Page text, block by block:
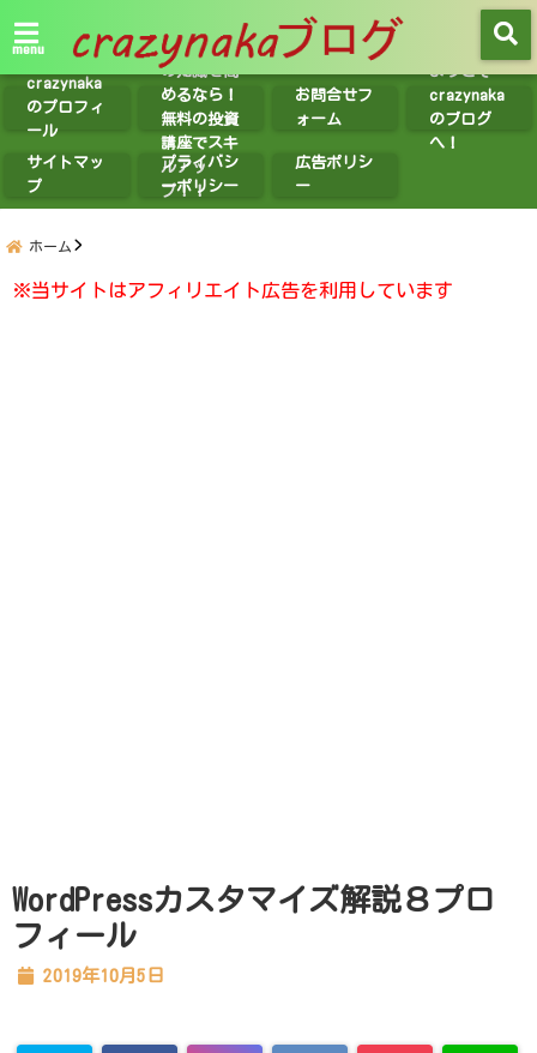
menu
crazynaka
のプロフィ
ール
紹介】投資
の知識を高
めるなら！
無料の投資
講座でスキ
ルアッ
プ！！
お問合せフ
ォーム
ようこそ
crazynaka
のブログ
へ！
サイトマッ
プ
プライバシ
ーポリシー
広告ポリシ
ー
ホーム
※当サイトはアフィリエイト広告を利用しています
WordPressカスタマイズ解説８プロ
フィール
2019年10月5日